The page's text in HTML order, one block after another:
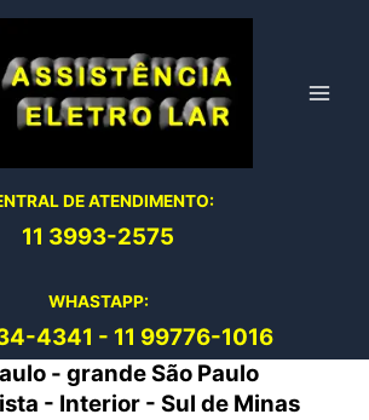
DE ATENDIMENTO:
11 3993-2575
WHASTAPP:
4341 - 11 99776-1016
- grande São Paulo
- Interior - Sul de Minas